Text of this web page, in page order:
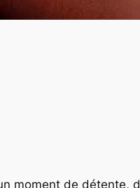
moment de détente,